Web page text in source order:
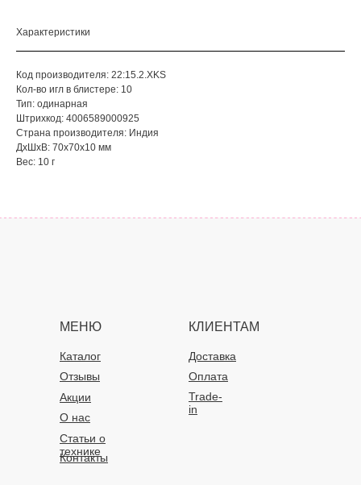
Характеристики
Код производителя: 22:15.2.XKS
Кол-во игл в блистере: 10
Тип: одинарная
Штрихкод: 4006589000925
Страна производителя: Индия
ДxШxВ: 70x70x10 мм
Вес: 10 г
МЕНЮ КЛИЕНТАМ
Каталог
О нас
Доставка
Статьи о
технике
Оплата
Отзывы
Акции
Контакты
Trade-
in